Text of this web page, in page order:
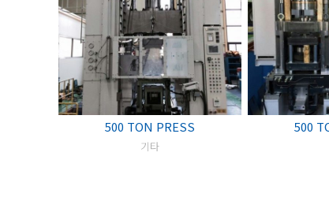
500 TON PRESS
기타
500